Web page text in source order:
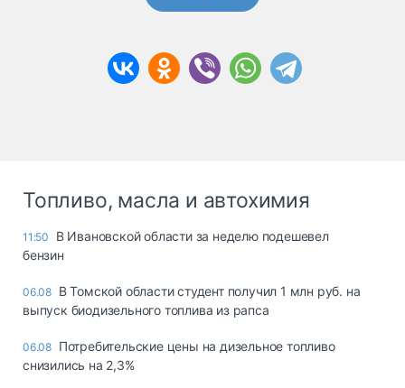
Топливо, масла и автохимия
11:50
В Ивановской области за неделю подешевел
бензин
06.08 В Томской области студент получил 1 млн руб. на
выпуск биодизельного топлива из рапса
06.08 Потребительские цены на дизельное топливо
снизились на 2,3%